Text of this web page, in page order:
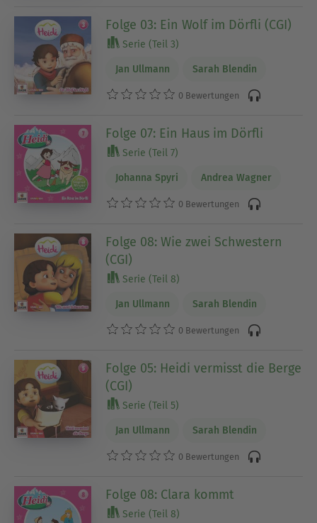
Folge 03: Ein Wolf im Dörfli (CGI)
Serie (Teil 3)
Jan Ullmann Sarah Blendin
0 Bewertungen
Folge 07: Ein Haus im Dörfli
Serie (Teil 7)
Johanna Spyri Andrea Wagner
0 Bewertungen
Folge 08: Wie zwei Schwestern
(CGI)
Serie (Teil 8)
Jan Ullmann Sarah Blendin
0 Bewertungen
Folge 05: Heidi vermisst die Berge
(CGI)
Serie (Teil 5)
Jan Ullmann Sarah Blendin
0 Bewertungen
Folge 08: Clara kommt
Serie (Teil 8)